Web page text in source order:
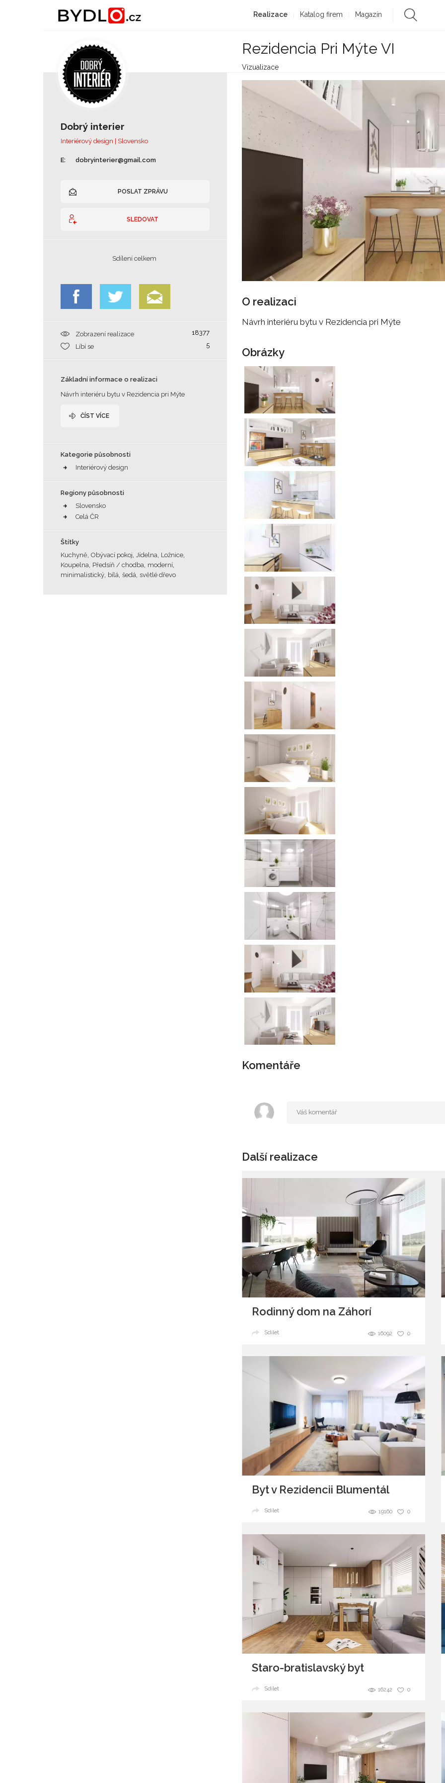
Realizace Katalog firem Magazín
Rezidencia Pri Mýte VI
Vizualizace
Dobrý interier
Interiérový design | Slovensko
E: dobryinterier@gmail.com
POSLAT ZPRÁVU
SLEDOVAT
Sdílení celkem
Zobrazení realizace
18377
Líbí se
5
Základní informace o realizaci
Návrh interiéru bytu v Rezidencia pri Mýte
ČÍST VÍCE
Kategorie působnosti
Interiérový design
Regiony působnosti
Slovensko
Celá ČR
Štítky
Kuchyně Obývací pokoj Jídelna Ložnice
Koupelna Předsíň / chodba moderní
minimalistický bílá šedá světlé dřevo
O realizaci
Návrh interiéru bytu v Rezidencia pri Mýte
Obrázky
Komentáře
Další realizace
Rodinný dom na Záhorí
0
16092
Sdílet
Byt v Rezidencii Blumentál
0
19160
Sdílet
Staro-bratislavský byt
0
16242
Sdílet